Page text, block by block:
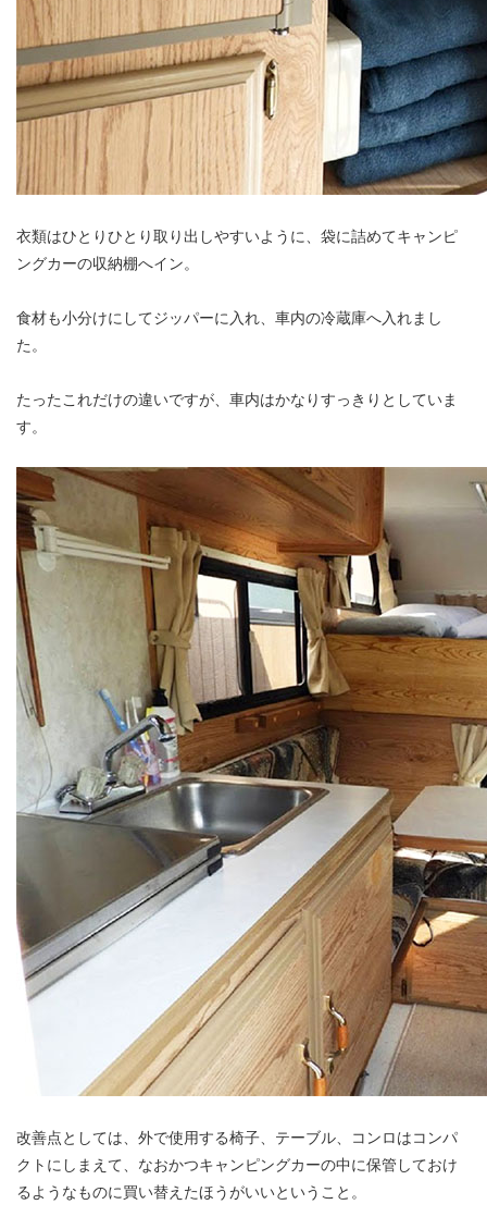
衣類はひとりひとり取り出しやすいように、袋に詰めてキャンピ
ングカーの収納棚へイン。
食材も小分けにしてジッパーに入れ、車内の冷蔵庫へ入れまし
た。
たったこれだけの違いですが、車内はかなりすっきりとしていま
す。
改善点としては、外で使用する椅子、テーブル、コンロはコンパ
クトにしまえて、なおかつキャンピングカーの中に保管しておけ
るようなものに買い替えたほうがいいということ。